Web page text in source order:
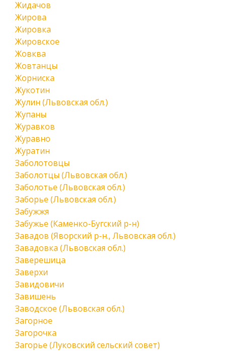
Жидачов
Жирова
Жировка
Жировское
Жовква
Жовтанцы
Жорниска
Жукотин
Жулин (Львовская обл.)
Жупаны
Журавков
Журавно
Журатин
Заболотовцы
Заболотцы (Львовская обл.)
Заболотье (Львовская обл.)
Заборье (Львовская обл.)
Забужжя
Забужье (Каменко-Бугский р-н)
Завадов (Яворский р-н., Львовская обл.)
Завадовка (Львовская обл.)
Заверешица
Заверхи
Завидовичи
Завишень
Заводское (Львовская обл.)
Загорное
Загорочка
Загорье (Луковский сельский совет)